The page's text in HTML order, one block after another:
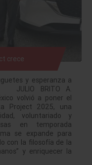
crece
y esperanza a
JULIO BRITO A.
volvió a poner el
Project 2025, una
voluntariado y
en temporada
se expande para
con la filosofía de la
y enriquecer la